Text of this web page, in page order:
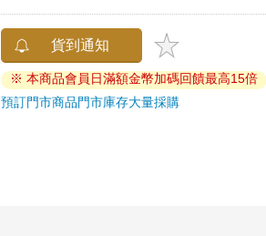
貨到通知
※ 本商品會員日滿額金幣加碼回饋最高15倍
預訂門市商品門市庫存大量採購